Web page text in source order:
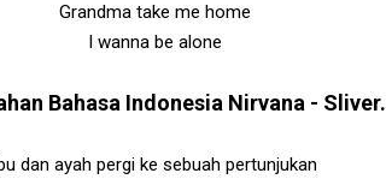
Grandma take me home
I wanna be alone
Bahasa Indonesia Nirvana - Sliver.
dan ayah pergi ke sebuah pertunjukan